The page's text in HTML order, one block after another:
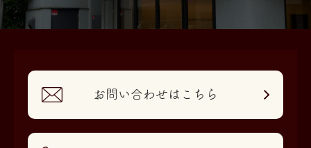
お問い合わせはこちら